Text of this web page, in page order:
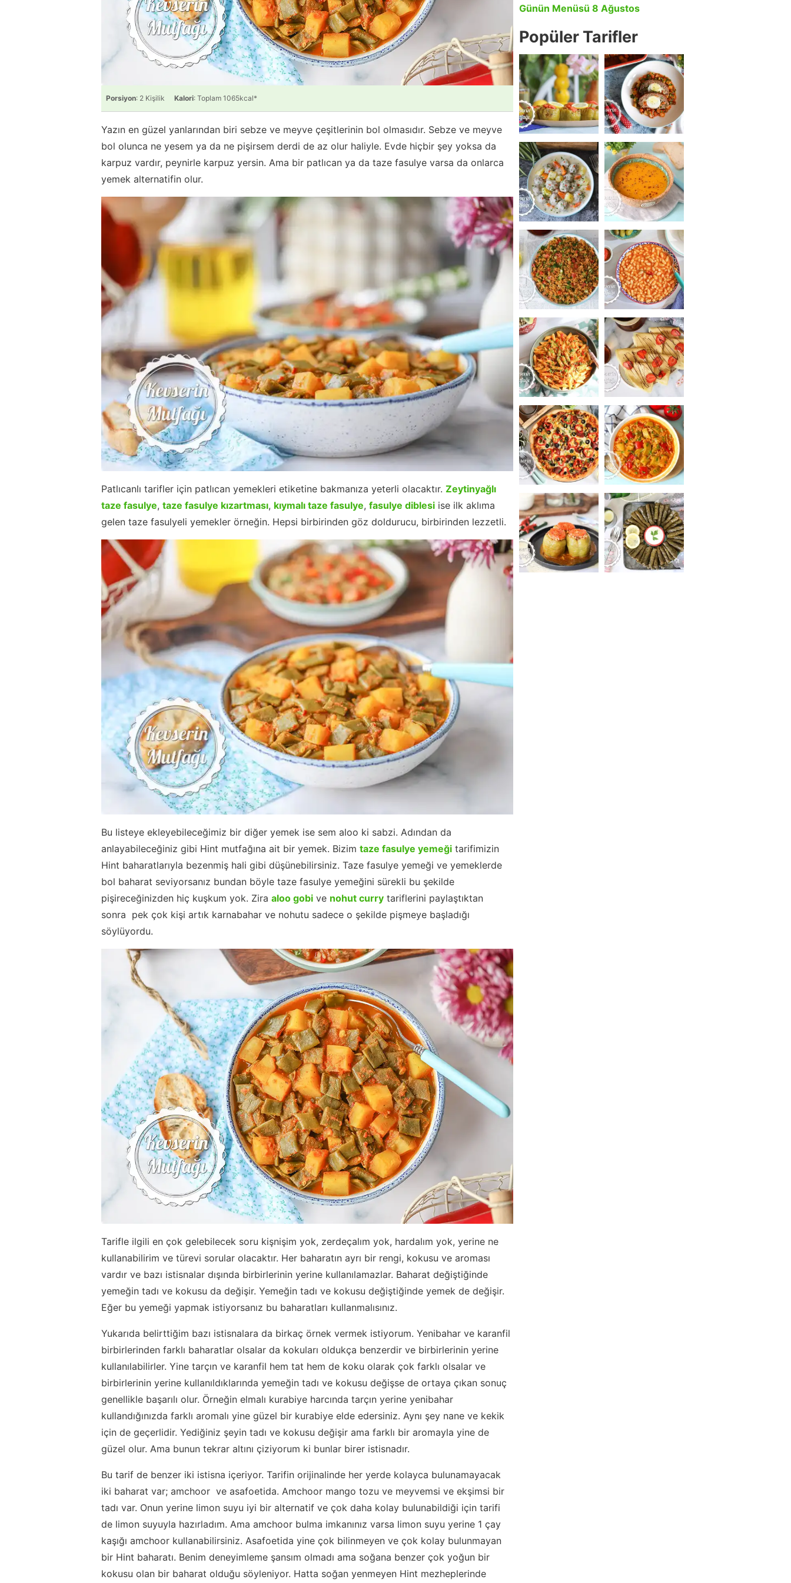
Porsiyon: 2 Kişilik Kalori: Toplam 1065kcal*
Yazın en güzel yanlarından biri sebze ve meyve çeşitlerinin bol olmasıdır. Sebze ve meyve
bol olunca ne yesem ya da ne pişirsem derdi de az olur haliyle. Evde hiçbir şey yoksa da
karpuz vardır, peynirle karpuz yersin. Ama bir patlıcan ya da taze fasulye varsa da onlarca
yemek alternatifin olur.
Patlıcanlı tarifler için patlıcan yemekleri etiketine bakmanıza yeterli olacaktır. Zeytinyağlı
taze fasulye, taze fasulye kızartması, kıymalı taze fasulye, fasulye diblesi ise ilk aklıma
gelen taze fasulyeli yemekler örneğin. Hepsi birbirinden göz doldurucu, birbirinden lezzetli.
Bu listeye ekleyebileceğimiz bir diğer yemek ise sem aloo ki sabzi. Adından da
anlayabileceğiniz gibi Hint mutfağına ait bir yemek. Bizim taze fasulye yemeği tarifimizin
Hint baharatlarıyla bezenmiş hali gibi düşünebilirsiniz. Taze fasulye yemeği ve yemeklerde
bol baharat seviyorsanız bundan böyle taze fasulye yemeğini sürekli bu şekilde
pişireceğinizden hiç kuşkum yok. Zira aloo gobi ve nohut curry tariflerini paylaştıktan
sonra pek çok kişi artık karnabahar ve nohutu sadece o şekilde pişmeye başladığı
söylüyordu.
Tarifle ilgili en çok gelebilecek soru kişnişim yok, zerdeçalım yok, hardalım yok, yerine ne
kullanabilirim ve türevi sorular olacaktır. Her baharatın ayrı bir rengi, kokusu ve aroması
vardır ve bazı istisnalar dışında birbirlerinin yerine kullanılamazlar. Baharat değiştiğinde
yemeğin tadı ve kokusu da değişir. Yemeğin tadı ve kokusu değiştiğinde yemek de değişir.
Eğer bu yemeği yapmak istiyorsanız bu baharatları kullanmalısınız.
Yukarıda belirttiğim bazı istisnalara da birkaç örnek vermek istiyorum. Yenibahar ve karanfil
birbirlerinden farklı baharatlar olsalar da kokuları oldukça benzerdir ve birbirlerinin yerine
kullanılabilirler. Yine tarçın ve karanfil hem tat hem de koku olarak çok farklı olsalar ve
birbirlerinin yerine kullanıldıklarında yemeğin tadı ve kokusu değişse de ortaya çıkan sonuç
genellikle başarılı olur. Örneğin elmalı kurabiye harcında tarçın yerine yenibahar
kullandığınızda farklı aromalı yine güzel bir kurabiye elde edersiniz. Aynı şey nane ve kekik
için de geçerlidir. Yediğiniz şeyin tadı ve kokusu değişir ama farklı bir aromayla yine de
güzel olur. Ama bunun tekrar altını çiziyorum ki bunlar birer istisnadır.
Bu tarif de benzer iki istisna içeriyor. Tarifin orijinalinde her yerde kolayca bulunamayacak
iki baharat var; amchoor ve asafoetida. Amchoor mango tozu ve meyvemsi ve ekşimsi bir
tadı var. Onun yerine limon suyu iyi bir alternatif ve çok daha kolay bulunabildiği için tarifi
de limon suyuyla hazırladım. Ama amchoor bulma imkanınız varsa limon suyu yerine 1 çay
kaşığı amchoor kullanabilirsiniz. Asafoetida yine çok bilinmeyen ve çok kolay bulunmayan
bir Hint baharatı. Benim deneyimleme şansım olmadı ama soğana benzer çok yoğun bir
kokusu olan bir baharat olduğu söyleniyor. Hatta soğan yenmeyen Hint mezheplerinde
Günün Menüsü 8 Ağustos
Popüler Tarifler